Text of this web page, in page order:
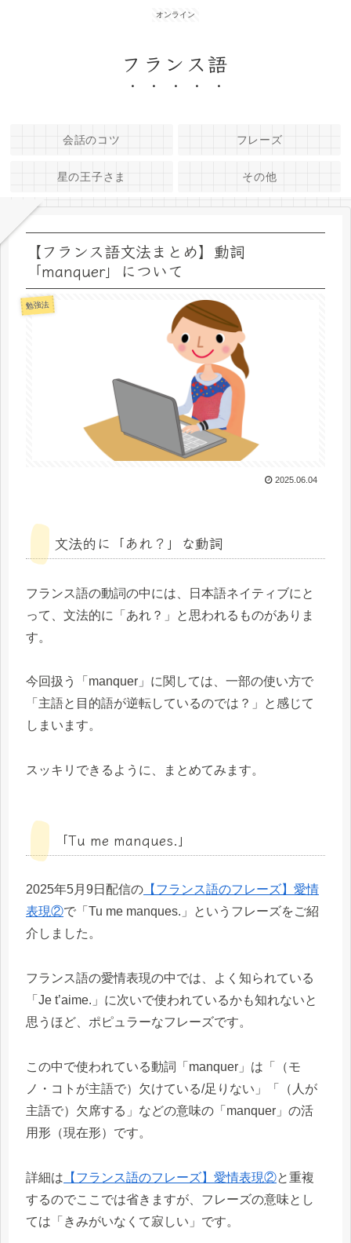
オンライン
フランス語
会話のコツ フレーズ
星の王子さま その他
【フランス語文法まとめ】動詞
「manquer」について
勉強法
2025.06.04
文法的に「あれ？」な動詞
フランス語の動詞の中には、日本語ネイティブにと
って、文法的に「あれ？」と思われるものがありま
す。
今回扱う「manquer」に関しては、一部の使い方で
「主語と目的語が逆転しているのでは？」と感じて
しまいます。
スッキリできるように、まとめてみます。
「Tu me manques.」
2025年5月9日配信の 【フランス語のフレーズ】愛情
表現②で「Tu me manques.」というフレーズをご紹
介しました。
フランス語の愛情表現の中では、よく知られている
「Je t’aime.」に次いで使われているかも知れないと
思うほど、ポピュラーなフレーズです。
この中で使われている動詞「manquer」は「（モ
ノ・コトが主語で）欠けている/足りない」「（人が
主語で）欠席する」などの意味の「manquer」の活
用形（現在形）です。
詳細は 【フランス語のフレーズ】愛情表現②と重複
するのでここでは省きますが、フレーズの意味とし
ては「きみがいなくて寂しい」です。